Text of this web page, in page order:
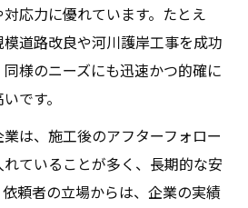
応力に優れています。たとえ
道路改良や河川護岸工事を成功
様のニーズにも迅速かつ的確に
です。
は、施工後のアフターフォロー
ていることが多く、長期的な安
頼者の立場からは、企業の実績